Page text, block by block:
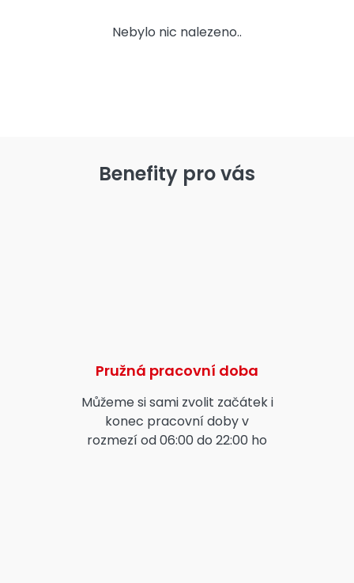
Nebylo nic nalezeno..
Benefity pro vás
Pružná pracovní doba
Můžeme si sami zvolit začátek i
konec pracovní doby v
rozmezí od 06:00 do 22:00 ho